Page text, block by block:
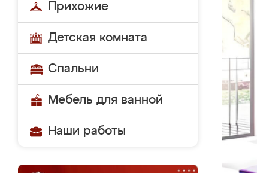
Прихожие
Детская комната
Спальни
Мебель для ванной
Наши работы